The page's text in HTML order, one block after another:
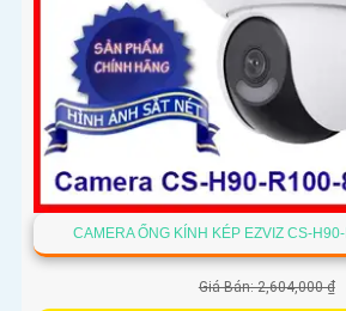
CAMERA ỐNG KÍNH KÉP EZVIZ CS-
Giá Bán: 2,604,000 ₫